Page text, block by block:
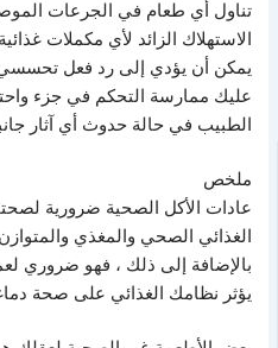
تناول أي طعام في الجرعات
الاستهلاك الزائد لأي مكملات
يمكن أن يؤدي إلى رد فعل
عليك ممارسة التحكم في جزء
الطبيب في حالة حدوث أي آثار
ملخص
عادات الأكل الصحية ضرورية
الغذائي الصحي والمغذي
بالإضافة إلى ذلك ، فهو ضروري
يؤثر نظامك الغذائي على صحة